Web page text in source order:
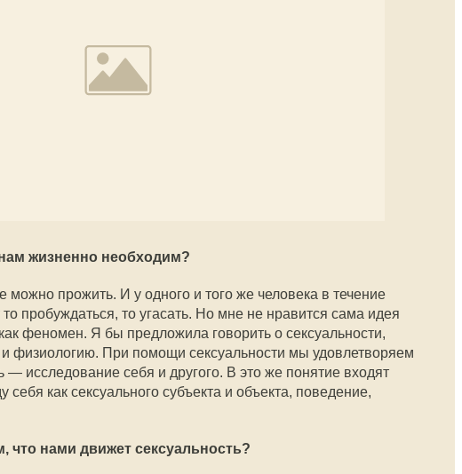
жизненно необходим?
можно прожить. И у одного и того же человека в течение
пробуждаться, то угасать. Но мне не нравится сама идея
феномен. Я бы предложила говорить о сексуальности,
и физиологию. При помощи сексуальности мы удовлетворяем
— исследование себя и другого. В это же понятие входят
как сексуального субъекта и объекта, поведение,
нами движет сексуальность?